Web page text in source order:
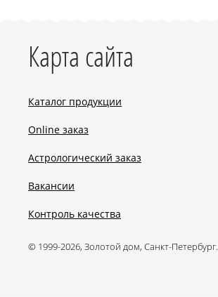
Карта сайта
Каталог продукции
Online заказ
Астрологический заказ
Вакансии
Контроль качества
© 1999-2026, Золотой дом, Санкт-Петербург.